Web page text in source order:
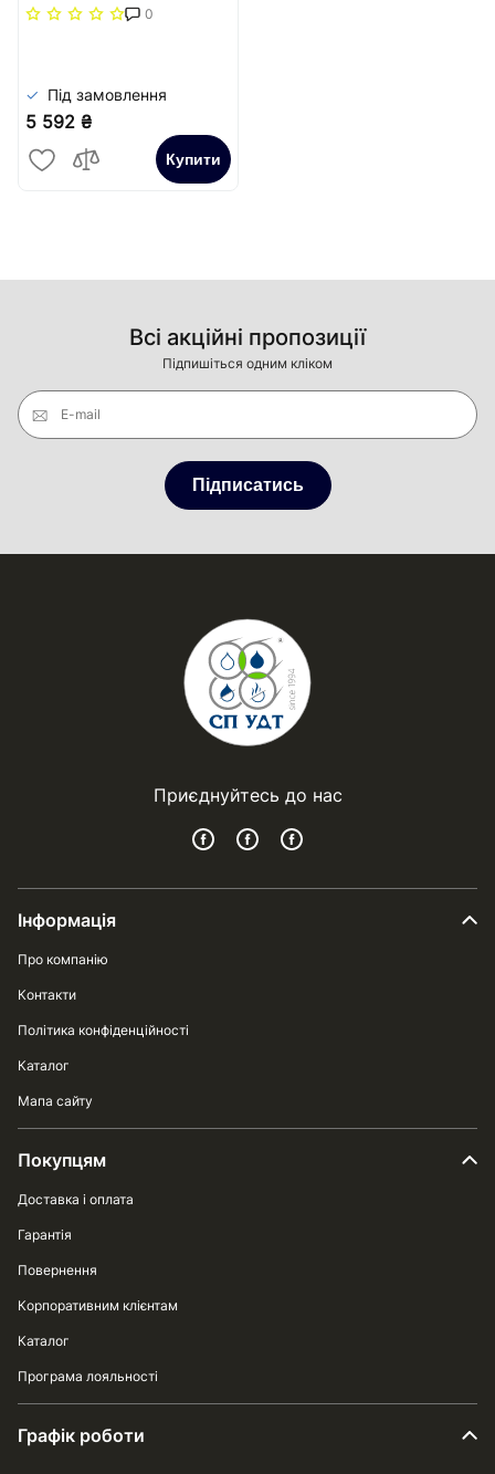
Тристар-I 600х445/55
0
Під замовлення
5 592 ₴
Купити
Всі акційні пропозиції
Підпишіться одним кліком
E-mail
Підписатись
Приєднуйтесь до нас
Інформація
Про компанію
Контакти
Політика конфіденційності
Каталог
Мапа сайту
Покупцям
Доставка і оплата
Гарантія
Повернення
Корпоративним клієнтам
Каталог
Програма лояльності
Графік роботи